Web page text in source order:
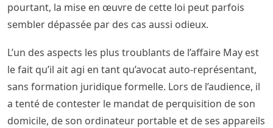
pourtant, la mise en œuvre de cette loi peut parfois
sembler dépassée par des cas aussi odieux.
L’un des aspects les plus troublants de l’affaire May est
le fait qu’il ait agi en tant qu’avocat auto-représentant,
sans formation juridique formelle. Lors de l’audience, il
a tenté de contester le mandat de perquisition de son
domicile, de son ordinateur portable et de ses appareils